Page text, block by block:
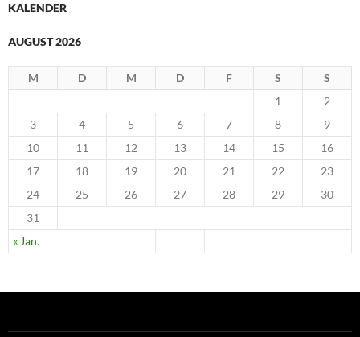
KALENDER
AUGUST 2026
M D M D F S S
« Jan.
1
2
3
4 5 6 7 8
9
10
11 12 13 14 15
16
17
18 19 20 21 22
23
24
25 26 27 28 29
30
31